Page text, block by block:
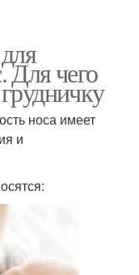
Для чего
носа имеет
и